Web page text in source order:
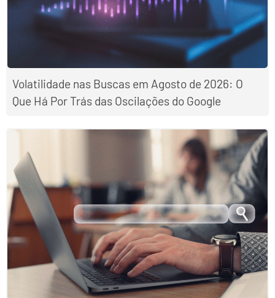
Volatilidade nas Buscas em Agosto de 2026: O
Que Há Por Trás das Oscilações do Google